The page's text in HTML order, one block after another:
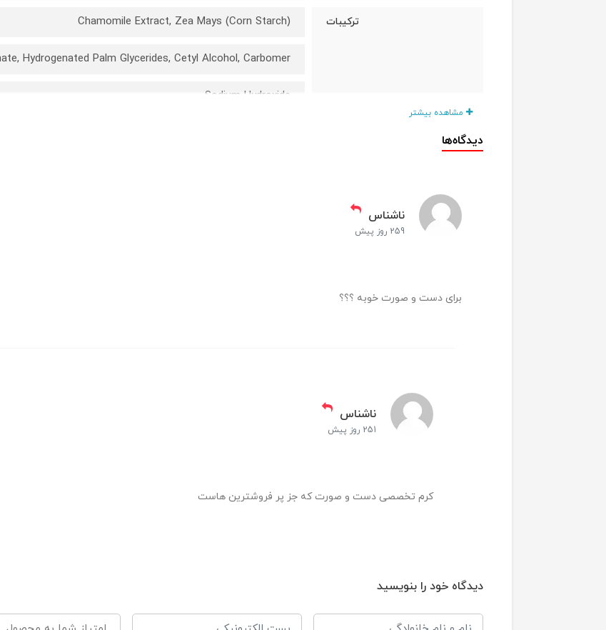
ترکیبات Chamomile Extract, Zea Mays (Corn Starch)
Hydrogenated Palm Glycerides, Cetyl Alcohol, Carbomer
Sodium Hydroxide
ویژگی ها
کاربرد
مشاهده بیشتر
دیدگاه‌ها
ناشناس
259 روز پیش
برای دست و صورت خوبه ؟؟؟
ناشناس
251 روز پیش
کرم تخصصی دست و صورت که جز پر فروشترین هاست
دیدگاه خود را بنویسید